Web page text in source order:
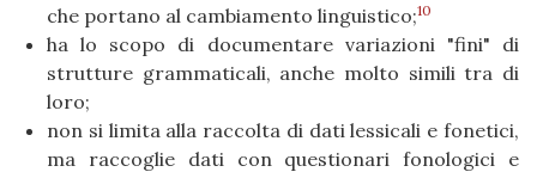
che portano al cambiamento linguistico;10
ha lo scopo di documentare variazioni "fini" di
strutture grammaticali, anche molto simili tra di
loro;
non si limita alla raccolta di dati lessicali e fonetici,
ma raccoglie dati con questionari fonologici e